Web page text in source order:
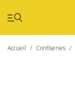
Accueil / Confiseries /